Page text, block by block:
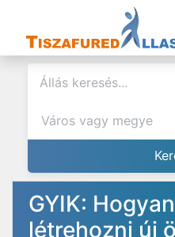
GYIK:
létrehozni új